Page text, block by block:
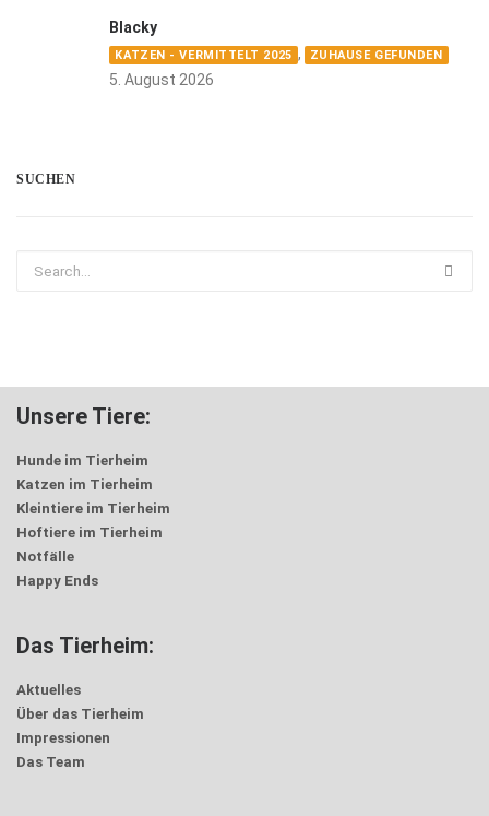
Blacky
KATZEN - VERMITTELT 2025 , ZUHAUSE GEFUNDEN
5. August 2026
SUCHEN
Unsere Tiere:
Hunde im Tierheim
Katzen im Tierheim
Kleintiere im Tierheim
Hoftiere im Tierheim
Notfälle
Happy Ends
Das Tierheim:
Aktuelles
Über das Tierheim
Impressionen
Das Team